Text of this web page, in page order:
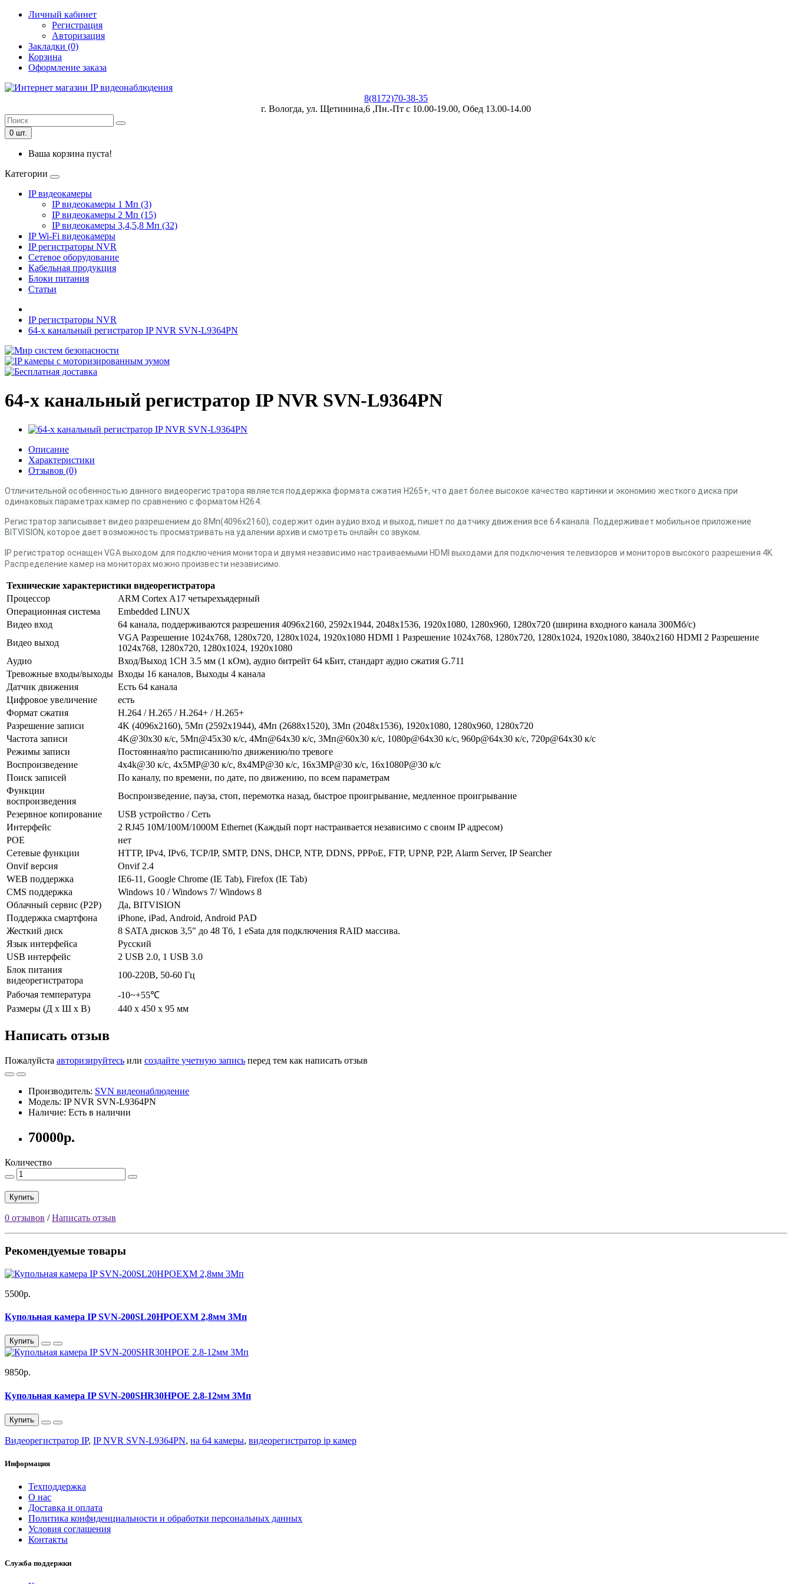
Личный кабинет
Регистрация
Авторизация
Закладки (0)
Корзина
Оформление заказа
8(8172)70-38-35
г. Вологда, ул. Щетинина,6 ,Пн.-Пт с 10.00-19.00, Обед 13.00-14.00
0 шт.
Ваша корзина пуста!
Категории
IP видеокамеры
IP видеокамеры 1 Мп (3)
IP видеокамеры 2 Мп (15)
IP видеокамеры 3,4,5,8 Мп (32)
IP Wi-Fi видеокамеры
IP регистраторы NVR
Сетевое оборудование
Кабельная продукция
Блоки питания
Статьи
IP регистраторы NVR
64-х канальный регистратор IP NVR SVN-L9364PN
64-х канальный регистратор IP NVR SVN-L9364PN
Описание
Характеристики
Отзывов (0)
Отличительной особенностью данного видеорегистратора является поддержка формата сжатия H265+, что дает более высокое качество картинки и экономию жесткого диска при
одинаковых параметрах камер по сравнению с форматом H264.
Регистратор записывает видео разрешением до 8Мп(4096х2160), содержит один аудио вход и выход, пишет по датчику движения все 64 канала. Поддерживает мобильное приложение
BITVISION, которое дает возможность просматривать на удалении архив и смотреть онлайн со звуком.
IP регистратор оснащен VGA выходом для подключения монитора и двумя независимо настраиваемыми HDMI выходами для подключения телевизоров и мониторов высокого разрешения 4K.
Распределение камер на мониторах можно произвести независимо.
Технические характеристики видеорегистратора
Процессор
ARM Cortex A17 четырехъядерный
Операционная система
Embedded LINUX
Видео вход
64 канала, поддерживаются разрешения 4096х2160, 2592х1944, 2048х1536, 1920х1080, 1280х960, 1280х720 (ширина входного канала 300Мб/с)
Видео выход
VGA Разрешение 1024х768, 1280х720, 1280х1024, 1920х1080 HDMI 1 Разрешение 1024х768, 1280х720, 1280х1024, 1920х1080, 3840х2160 HDMI 2 Разрешение
1024х768, 1280х720, 1280х1024, 1920х1080
Аудио
Вход/Выход 1CH 3.5 мм (1 кОм), аудио битрейт 64 кБит, стандарт аудио сжатия G.711
Тревожные входы/выходы Входы 16 каналов, Выходы 4 канала
Датчик движения
Есть 64 канала
Цифровое увеличение
есть
Формат сжатия
H.264 / H.265 / H.264+ / H.265+
Разрешение записи
4K (4096х2160), 5Мп (2592х1944), 4Мп (2688х1520), 3Мп (2048х1536), 1920х1080, 1280х960, 1280х720
Частота записи
4K@30x30 к/с, 5Мп@45x30 к/с, 4Мп@64x30 к/с, 3Мп@60x30 к/с, 1080p@64x30 к/с, 960p@64x30 к/с, 720p@64x30 к/с
Режимы записи
Постоянная/по расписанию/по движению/по тревоге
Воспроизведение
4х4k@30 к/с, 4х5MP@30 к/с, 8x4MP@30 к/с, 16x3MP@30 к/с, 16x1080P@30 к/с
Поиск записей
По каналу, по времени, по дате, по движению, по всем параметрам
Функции
воспроизведения
Воспроизведение, пауза, стоп, перемотка назад, быстрое проигрывание, медленное проигрывание
Резервное копирование
USB устройство / Сеть
Интерфейс
2 RJ45 10M/100M/1000M Ethernet (Каждый порт настраивается независимо с своим IP адресом)
POE
нет
Сетевые функции
HTTP, IPv4, IPv6, TCP/IP, SMTP, DNS, DHCP, NTP, DDNS, PPPoE, FTP, UPNP, P2P, Alarm Server, IP Searcher
Onvif версия
Onvif 2.4
WEB поддержка
IE6-11, Google Chrome (IE Tab), Firefox (IE Tab)
CMS поддержка
Windows 10 / Windows 7/ Windows 8
Облачный сервис (P2P)
Да, BITVISION
Поддержка смартфона
iPhone, iPad, Android, Android PAD
Жесткий диск
8 SATA дисков 3,5" до 48 Тб, 1 eSata для подключения RAID массива.
Язык интерфейса
Русский
USB интерфейс
2 USB 2.0, 1 USB 3.0
Блок питания
видеорегистратора
100-220В, 50-60 Гц
Рабочая температура
-10~+55℃
Размеры (Д х Ш х В)
440 х 450 х 95 мм
Написать отзыв
Пожалуйста авторизируйтесь или создайте учетную запись перед тем как написать отзыв
Производитель: SVN видеонаблюдение
Модель: IP NVR SVN-L9364PN
Наличие: Есть в наличии
70000р.
Количество
Купить
0 отзывов /Написать отзыв
Рекомендуемые товары
5500р.
Купольная камера IP SVN-200SL20HPOEXM 2,8мм 3Мп
Купить
9850р.
Купольная камера IP SVN-200SHR30HPOE 2.8-12мм 3Мп
Купить
Видеорегистратор IP, IP NVR SVN-L9364PN, на 64 камеры, видеорегистратор ip камер
Информация
Техподдержка
О нас
Доставка и оплата
Политика конфиденциальности и обработки персональных данных
Условия соглашения
Контакты
Служба поддержки